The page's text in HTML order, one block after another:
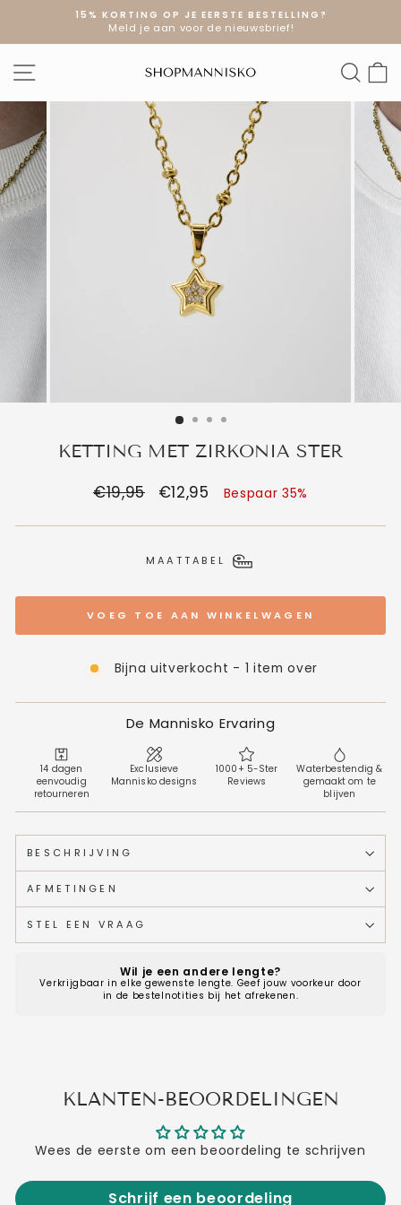
artikel
Diavoorstelling
15% KORTING OP JE EERSTE BESTELLING?
Meld je aan voor de nieuwsbrief!
SITE NAVIGATIE
KETTING MET ZIRKONIA STER
Normale
€19,95 Verkoopprijs
€12,95 Bespaar 35%
MAATTABEL
VOEG TOE AAN WINKELWAGEN
Bijna uitverkocht - 1 item over
De Mannisko Ervaring
14 dagen
eenvoudig
retourneren
Exclusieve
Mannisko designs
1000+ 5-Ster
Reviews
Waterbestendig &
gemaakt om te
blijven
BESCHRIJVING
AFMETINGEN
STEL EEN VRAAG
Wil je een andere lengte?
Verkrijgbaar in elke gewenste lengte. Geef jouw voorkeur door
in de bestelnotities bij het afrekenen.
KLANTEN-BEOORDELINGEN
Wees de eerste om een beoordeling te schrijven
Schrijf een beoordeling